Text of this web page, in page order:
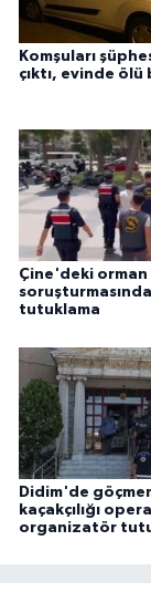
Komşuları
çıktı, evinde ölü
Çine'deki orman
soruşturmasında
tutuklama
Didim'de
kaçakçılığı
organizatör